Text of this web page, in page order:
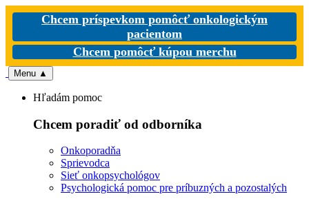
Chcem príspevkom pomôcť onkologickým
pacientom
Chcem pomôcť kúpou merchu
Menu ▲
Hľadám pomoc
Chcem poradiť od odborníka
Onkoporadňa
Sprievodca
Sieť onkopsychológov
Psychologická pomoc pre príbuzných a pozostalých